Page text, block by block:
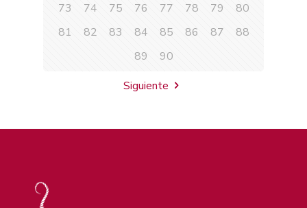
73
74 75 76 77 78 79
80
81
82 83 84 85 86 87
88
89
90
Siguiente